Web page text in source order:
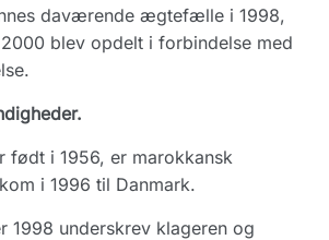
daværende ægtefælle i 1998,
blev opdelt i forbindelse med
født i 1956, er marokkansk
i 1996 til Danmark.
1998 underskrev klageren og